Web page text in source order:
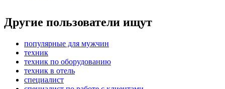
Другие пользователи ищут
популярные для мужчин
техник
техник по оборудованию
техник в отель
специалист